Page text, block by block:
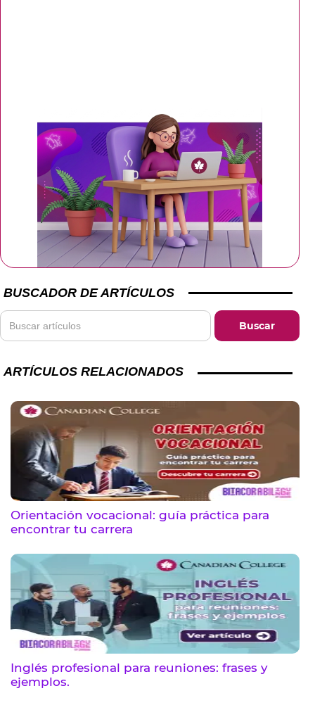
BUSCADOR DE ARTÍCULOS
ARTÍCULOS RELACIONADOS
Orientación vocacional: guía práctica para
encontrar tu carrera
Inglés profesional para reuniones: frases y
ejemplos.